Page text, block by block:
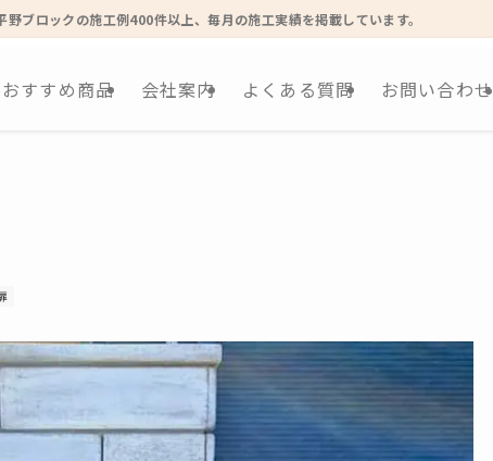
野ブロックの施工例400件以上、毎月の施工実績を掲載しています。
おすすめ商品 会社案内 よくある質問 お問い合わせ